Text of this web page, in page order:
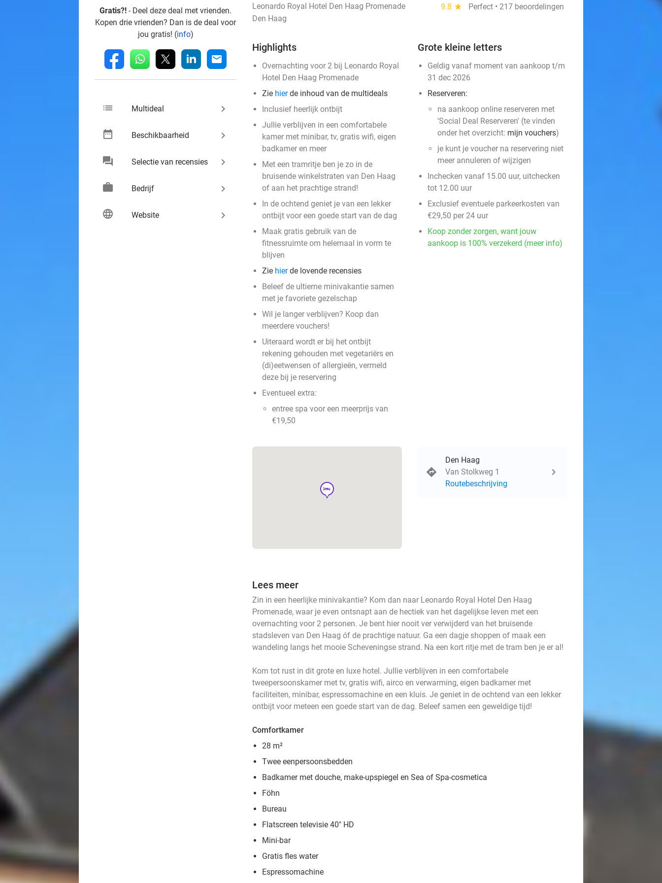
Gratis?! - Deel deze deal met vrienden.
Kopen drie vrienden? Dan is de deal voor
jou gratis! (info)
fb whatsapp linkedin mail
list Multideal keyboard_arrow_right
date_range Beschikbaarheid keyboard_arrow_right
chat Selectie van recensies keyboard_arrow_right
work Bedrijf keyboard_arrow_right
language Website keyboard_arrow_right
Leonardo Royal Hotel Den Haag Promenade 9.8 star
Perfect • 217 beoordelingen
Den Haag
Highlights
Overnachting voor 2 bij Leonardo Royal
Hotel Den Haag Promenade
Zie hierde inhoud van de multideals
Inclusief heerlijk ontbijt
Jullie verblijven in een comfortabele
kamer met minibar, tv, gratis wifi, eigen
badkamer en meer
Met een tramritje ben je zo in de
bruisende winkelstraten van Den Haag
of aan het prachtige strand!
In de ochtend geniet je van een lekker
ontbijt voor een goede start van de dag
Maak gratis gebruik van de
fitnessruimte om helemaal in vorm te
blijven
Zie hierde lovende recensies
Beleef de ultieme minivakantie samen
met je favoriete gezelschap
Wil je langer verblijven? Koop dan
meerdere vouchers!
Uiteraard wordt er bij het ontbijt
rekening gehouden met vegetariërs en
(di)eetwensen of allergieën, vermeld
deze bij je reservering
Eventueel extra:
entree spa voor een meerprijs van
€19,50
Grote kleine letters
Geldig vanaf moment van aankoop t/m
31 dec 2026
Reserveren:
na aankoop online reserveren met
'Social Deal Reserveren' (te vinden
onder het overzicht: mijn vouchers)
je kunt je voucher na reservering niet
meer annuleren of wijzigen
Inchecken vanaf 15.00 uur, uitchecken
tot 12.00 uur
Exclusief eventuele parkeerkosten van
€29,50 per 24 uur
Koop zonder zorgen, want jouw
aankoop is 100% verzekerd (meer info)
hotel
Den Haag
Van Stolkweg 1
Routebeschrijving
Lees meer
Zin in een heerlijke minivakantie? Kom dan naar Leonardo Royal Hotel Den Haag
Promenade, waar je even ontsnapt aan de hectiek van het dagelijkse leven met een
overnachting voor 2 personen. Je bent hier nooit ver verwijderd van het bruisende
stadsleven van Den Haag óf de prachtige natuur. Ga een dagje shoppen of maak een
wandeling langs het mooie Scheveningse strand. Na een kort ritje met de tram ben je er al!
Kom tot rust in dit grote en luxe hotel. Jullie verblijven in een comfortabele
tweepersoonskamer met tv, gratis wifi, airco en verwarming, eigen badkamer met
faciliteiten, minibar, espressomachine en een kluis. Je geniet in de ochtend van een lekker
ontbijt voor meteen een goede start van de dag. Beleef samen een geweldige tijd!
Comfortkamer
28 m²
Twee eenpersoonsbedden
Badkamer met douche, make-upspiegel en Sea of Spa-cosmetica
Föhn
Bureau
Flatscreen televisie 40" HD
Mini-bar
Gratis fles water
Espressomachine